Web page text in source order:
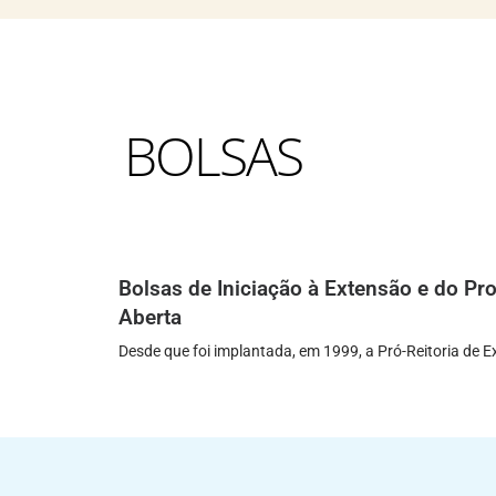
BOLSAS
Bolsas de Iniciação à Extensão e do
Aberta
Desde que foi implantada, em 1999, a Pró-Reitoria de